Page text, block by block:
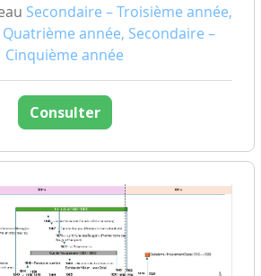
Secondaire – Troisième année,
année, Secondaire –
Cinquième année
Consulter